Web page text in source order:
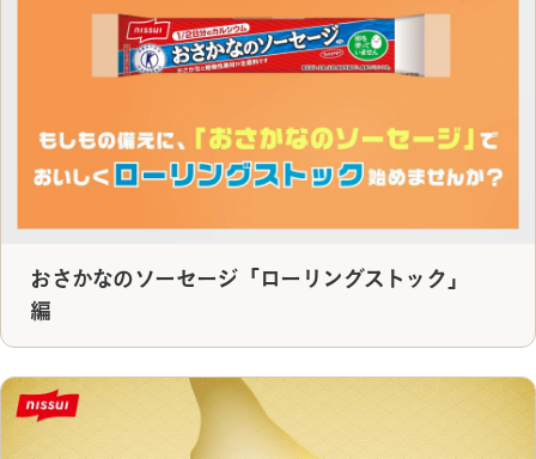
おさかなのソーセージ「ローリングストック」
編